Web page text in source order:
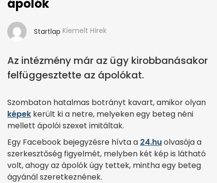
ápolók
Startlap Kiemelt Hírek
Az intézmény már az ügy kirobbanásakor
felfüggesztette az ápolókat.
Szombaton hatalmas botrányt kavart, amikor olyan
képek került ki a netre, melyeken egy beteg néni
mellett ápolói szexet imitáltak.
Egy Facebook bejegyzésre hívta a 24.huolvasója a
szerkesztőség figyelmét, melyben két kép is látható
volt, ahogy az ápolók úgy tettek, mintha egy beteg
ágyánál szeretkeznének.